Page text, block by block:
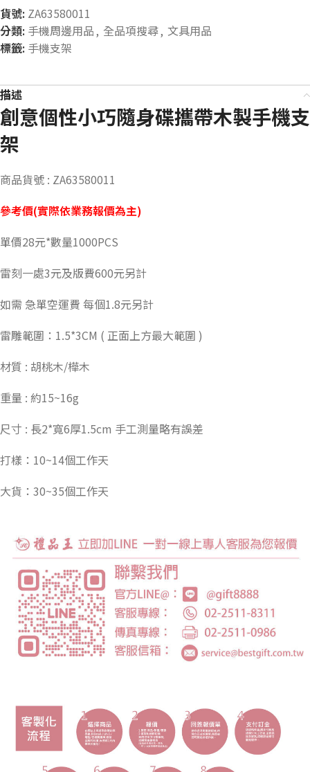
貨號: ZA63580011
分類: 手機周邊用品 , 全品項搜尋, 文具用品
標籤: 手機支架
描述
創意個性小巧隨身碟攜帶木製手機支
架
商品貨號 : ZA63580011
參考價(實際依業務報價為主)
單價28元*數量1000PCS
雷刻一處3元及版費600元另計
如需 急單空運費 每個1.8元另計
雷雕範圍：1.5*3CM ( 正面上方最大範圍 )
材質 : 胡桃木/樺木
重量 : 約15~16g
尺寸 : 長2*寬6厚1.5cm 手工測量略有誤差
打樣：10~14個工作天
大貨：30~35個工作天